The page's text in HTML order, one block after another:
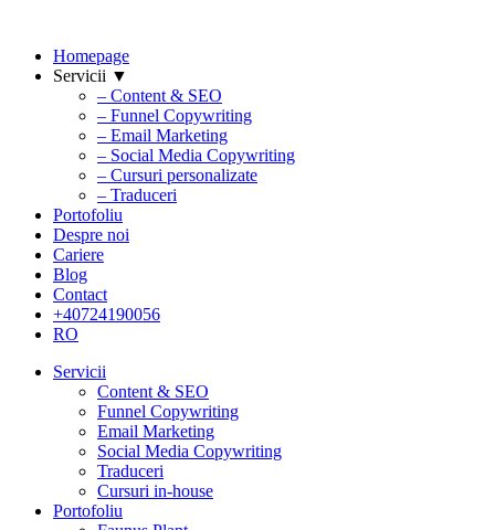
Homepage
Servicii ▼
– Content & SEO
– Funnel Copywriting
– Email Marketing
– Social Media Copywriting
– Cursuri personalizate
– Traduceri
Portofoliu
Despre noi
Cariere
Blog
Contact
+40724190056
RO
Servicii
Content & SEO
Funnel Copywriting
Email Marketing
Social Media Copywriting
Traduceri
Cursuri in-house
Portofoliu